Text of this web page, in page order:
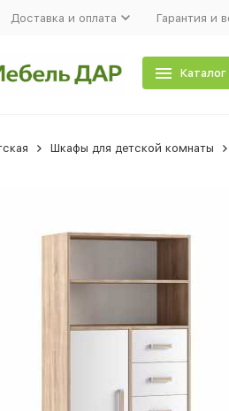
Доставка и оплата Гарантия и
Шкафы для детской комнаты